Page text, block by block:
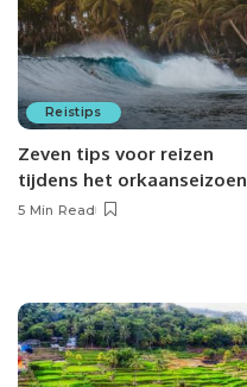
Reistips
Zeven tips voor reizen
tijdens het orkaanseizoen
5 Min Read